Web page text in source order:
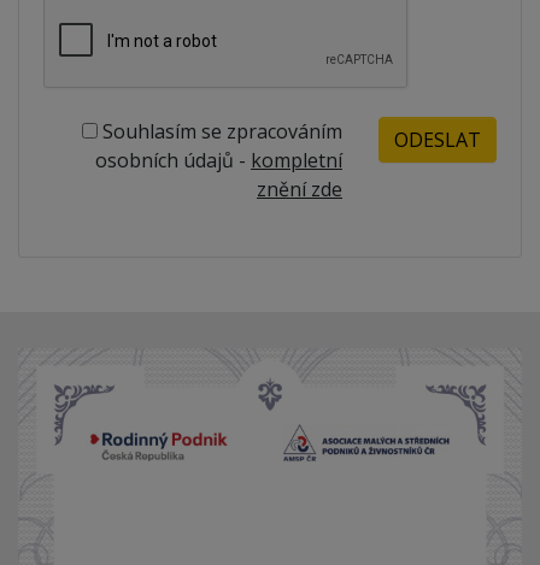
Souhlasím se zpracováním
osobních údajů - kompletní
znění zde